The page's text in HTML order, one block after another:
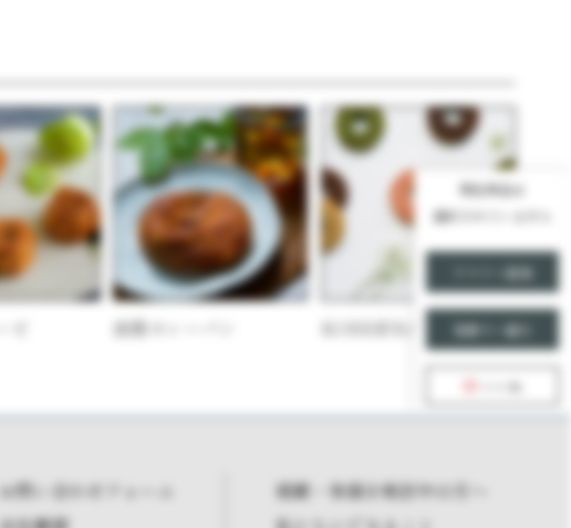
函館カレーパン KOBE彩BAUM
現在商品は
選択されていません
リストへ追加
見積りへ進む
お問い合わせフォーム
掲載・参画を検討中の方へ